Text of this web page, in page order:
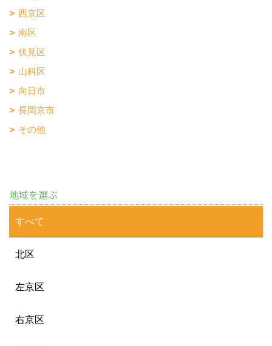
西京区
南区
伏見区
山科区
向日市
長岡京市
その他
地域を選ぶ
すべて
北区
左京区
右京区